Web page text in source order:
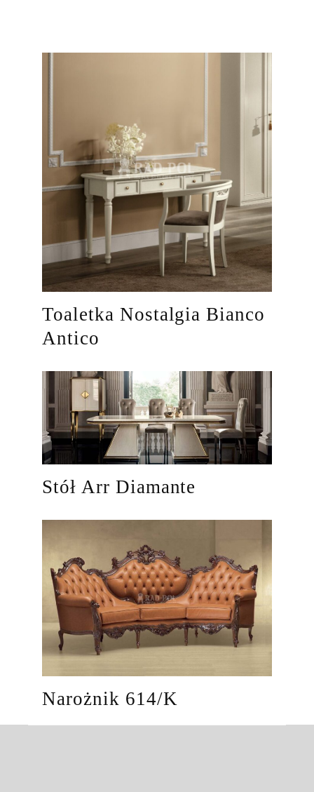
Toaletka Nostalgia Bianco
Antico
Stół Arr Diamante
Narożnik 614/K